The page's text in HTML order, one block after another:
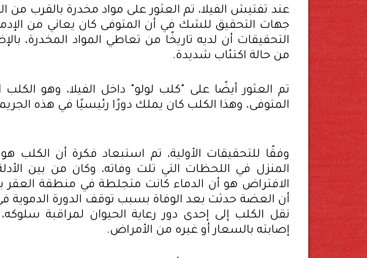
عند تفتيش الفيلا، تم العثور على مواد مخدرة بالقرب من
جهات التحقيق للشك في أن المتوفى كان يعاني من
التحقيقات أن لديه تاريخًا من تعاطي المواد المخدرة،
من حالة اكتئاب شديدة.
تم العثور أيضًا على "كلب لولو" داخل الفيلا، وهو الكلب
المتوفى، وهذا الكلب كان يملك دورًا رئيسيًا في هذه
وفقًا للتحقيقات الأولية، تم استبعاد فكرة أن
المنزل في اللحظات التي تلت وفاته، وكان من بين
الافتراض هو أن الدماء كانت متجلطة في منطقة العقر
أن العضة حدثت بعد الوفاة بسبب توقف الدورة الدموية
نقل الكلب إلى إحدى دور رعاية الحيوان لمراقبة
إصابته بالسعار أو غيره من الأمراض.